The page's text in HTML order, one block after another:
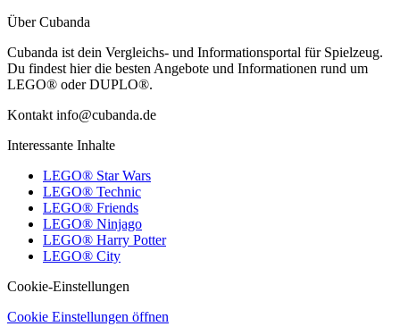
Über Cubanda
Cubanda ist dein Vergleichs- und Informationsportal für Spielzeug.
Du findest hier die besten Angebote und Informationen rund um
LEGO® oder DUPLO®.
Kontakt info@cubanda.de
Interessante Inhalte
LEGO® Star Wars
LEGO® Technic
LEGO® Friends
LEGO® Ninjago
LEGO® Harry Potter
LEGO® City
Cookie-Einstellungen
Cookie Einstellungen öffnen